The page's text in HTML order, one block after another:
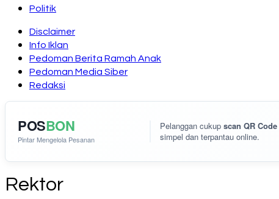
Politik
Disclaimer
Info Iklan
Pedoman Berita Ramah Anak
Pedoman Media Siber
Redaksi
POSBON
Pintar Mengelola Pesanan
Pelanggan cukup scan QR Code
simpel dan terpantau online.
Rektor